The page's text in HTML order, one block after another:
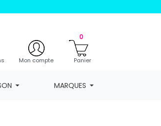
Mon compte
0
Panier
MARQUES